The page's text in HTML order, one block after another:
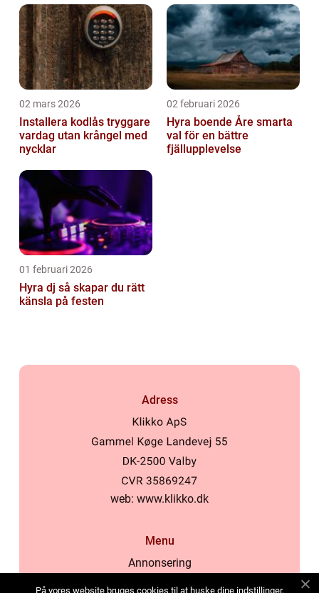
02 mars 2026
Installera kodlås tryggare
vardag utan krångel med
nycklar
02 februari 2026
Hyra boende Åre smarta
val för en bättre
fjällupplevelse
01 februari 2026
Hyra dj så skapar du rätt
känsla på festen
Adress
web: www.klikko.dk
Menu
Annonsering
På vores website bruges cookies til at huske dine indstillinger,